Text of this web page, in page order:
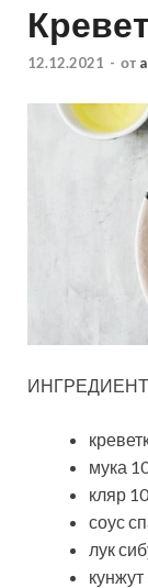
12.12.2021 - от
мука
кляр
соус
лук
кунжут